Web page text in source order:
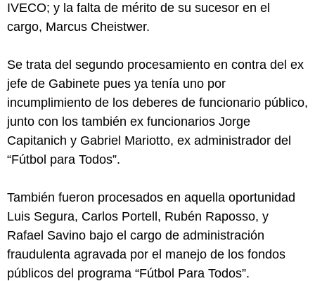
IVECO; y la falta de mérito de su sucesor en el
cargo, Marcus Cheistwer.
Se trata del segundo procesamiento en contra del ex
jefe de Gabinete pues ya tenía uno por
incumplimiento de los deberes de funcionario público,
junto con los también ex funcionarios Jorge
Capitanich y Gabriel Mariotto, ex administrador del
“Fútbol para Todos”.
También fueron procesados en aquella oportunidad
Luis Segura, Carlos Portell, Rubén Raposso, y
Rafael Savino bajo el cargo de administración
fraudulenta agravada por el manejo de los fondos
públicos del programa “Fútbol Para Todos”.